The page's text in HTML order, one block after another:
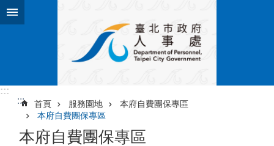
跳到主要內容區塊
:::
::: 首頁 服務園地
本府自費團保專區
本府自費團保專區
本府自費團保專區